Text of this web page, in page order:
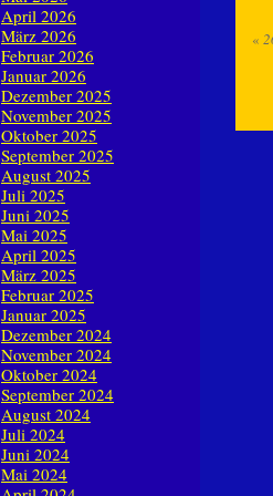
«
April 2026
März 2026
Februar 2026
Januar 2026
Dezember 2025
November 2025
Oktober 2025
September 2025
August 2025
Juli 2025
Juni 2025
Mai 2025
April 2025
März 2025
Februar 2025
Januar 2025
Dezember 2024
November 2024
Oktober 2024
September 2024
August 2024
Juli 2024
Juni 2024
Mai 2024